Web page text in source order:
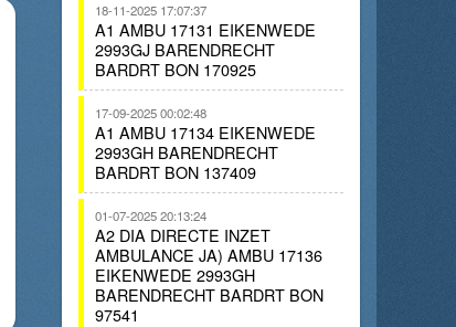
18-11-2025 17:07:37
A1 AMBU 17131 EIKENWEDE
2993GJ BARENDRECHT
BARDRT BON 170925
17-09-2025 00:02:48
A1 AMBU 17134 EIKENWEDE
2993GH BARENDRECHT
BARDRT BON 137409
01-07-2025 20:13:24
A2 DIA DIRECTE INZET
AMBULANCE JA) AMBU 17136
EIKENWEDE 2993GH
BARENDRECHT BARDRT BON
97541